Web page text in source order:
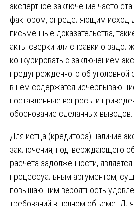
экспертное заключение часто
фактором, определяющим исход
письменные доказательства,
акты сверки или справки о
конкурировать с заключением
предупрежденного об уголовной
в нем содержатся
поставленные вопросы и
обоснование сделанных выводов.
Для истца (кредитора) наличие
заключения, подтверждающего
расчета задолженности,
процессуальным аргументом,
повышающим вероятность
требований в полном объеме. Для